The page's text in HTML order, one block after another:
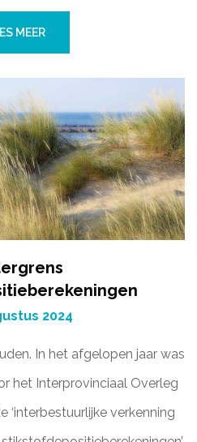
MEER
2024
In het afgelopen jaar was
het Interprovinciaal Overleg
‘interbestuurlijke verkenning